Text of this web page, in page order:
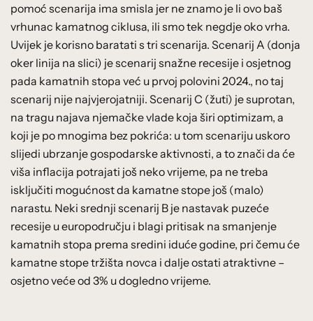
pomoć scenarija ima smisla jer ne znamo je li ovo baš
vrhunac kamatnog ciklusa, ili smo tek negdje oko vrha.
Uvijek je korisno baratati s tri scenarija. Scenarij A (donja
oker linija na slici) je scenarij snažne recesije i osjetnog
pada kamatnih stopa već u prvoj polovini 2024., no taj
scenarij nije najvjerojatniji. Scenarij C (žuti) je suprotan,
na tragu najava njemačke vlade koja širi optimizam, a
koji je po mnogima bez pokrića: u tom scenariju uskoro
slijedi ubrzanje gospodarske aktivnosti, a to znači da će
viša inflacija potrajati još neko vrijeme, pa ne treba
isključiti mogućnost da kamatne stope još (malo)
narastu. Neki srednji scenarij B je nastavak puzeće
recesije u europodručju i blagi pritisak na smanjenje
kamatnih stopa prema sredini iduće godine, pri čemu će
kamatne stope tržišta novca i dalje ostati atraktivne –
osjetno veće od 3% u dogledno vrijeme.